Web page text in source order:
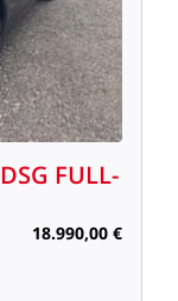
DSG FULL-
18.990,00 €